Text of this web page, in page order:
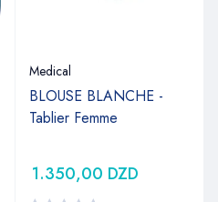
Medical
BLOUSE BLANCHE -
Tablier Femme
1.350,00 DZD